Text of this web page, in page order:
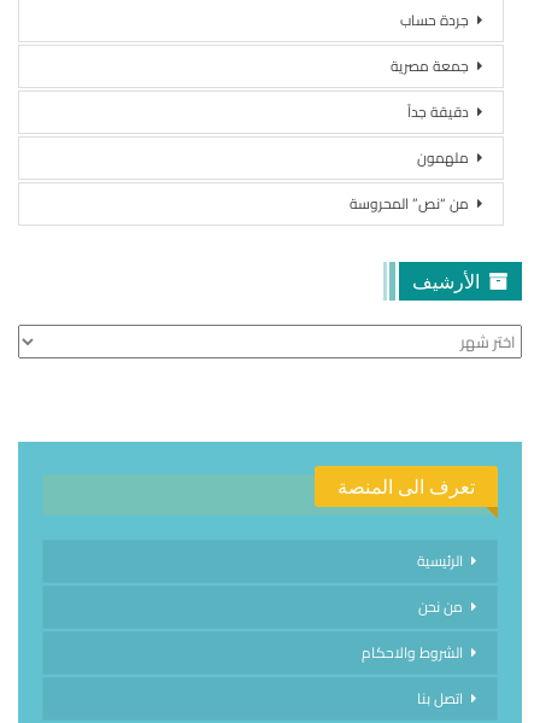
جردة حساب
جمعة مصرية
دقيقة جداً
ملهمون
من “نص” المحروسة
الأرشيف
الأرشيف
تعرف الى المنصة
الرئيسية
من نحن
الشروط والاحكام
اتصل بنا